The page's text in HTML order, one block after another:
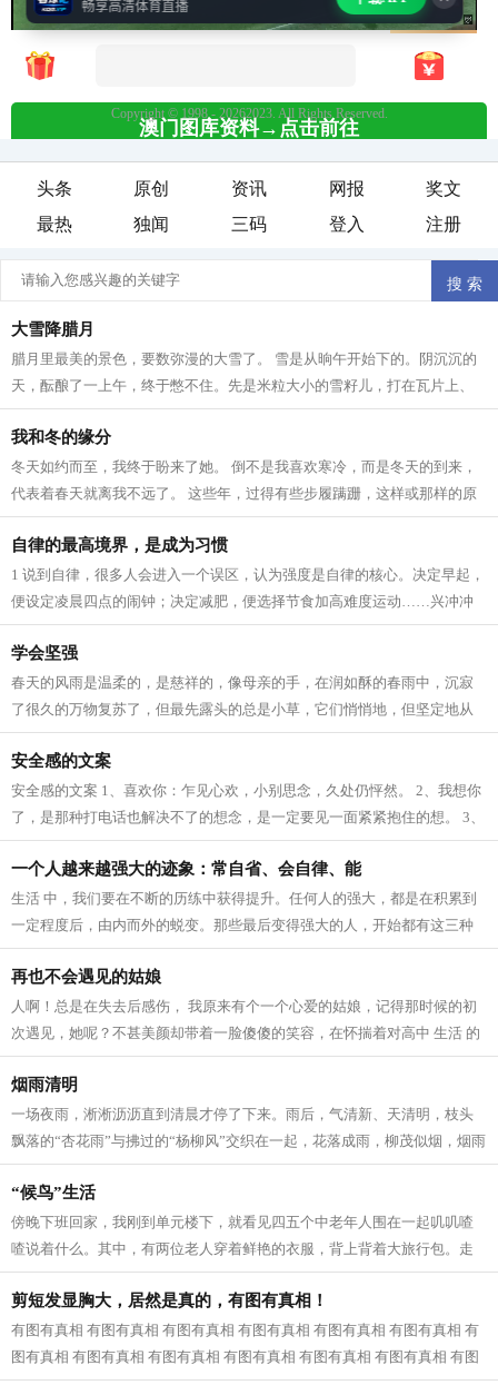
头条 原创 资讯 网报
奖文
最热
独闻 三码 登入 注册
大雪降腊月
腊月里最美的景色，要数弥漫的大雪了。 雪是从晌午开始下的。阴沉沉的
天，酝酿了一上午，终于憋不住。先是米粒大小的雪籽儿，打在瓦片上、
枯枝上，沙沙作响。接着，雪籽中夹带...
我和冬的缘分
冬天如约而至，我终于盼来了她。 倒不是我喜欢寒冷，而是冬天的到来，
代表着春天就离我不远了。 这些年，过得有些步履蹒跚，这样或那样的原
因。所以我一直在期待着 人生 跟季节...
自律的最高境界，是成为习惯
1 说到自律，很多人会进入一个误区，认为强度是自律的核心。决定早起，
便设定凌晨四点的闹钟；决定减肥，便选择节食加高难度运动……兴冲冲
立目标，却因为强度太大，内心已有...
学会坚强
春天的风雨是温柔的，是慈祥的，像母亲的手，在润如酥的春雨中，沉寂
了很久的万物复苏了，但最先露头的总是小草，它们悄悄地，但坚定地从
土里钻出来，为山野铺上一层绿色，充...
安全感的文案
安全感的文案 1、喜欢你：乍见心欢，小别思念，久处仍怦然。 2、我想你
了，是那种打电话也解决不了的想念，是一定要见一面紧紧抱住的想。 3、
我爱这个世界上的三件事：太阳，月...
一个人越来越强大的迹象：常自省、会自律、能
生活 中，我们要在不断的历练中获得提升。任何人的强大，都是在积累到
一定程度后，由内而外的蜕变。那些最后变得强大的人，开始都有这三种
迹象。 常自省 人生 路上，每个人的境...
再也不会遇见的姑娘
人啊！总是在失去后感伤， 我原来有个一个心爱的姑娘，记得那时候的初
次遇见，她呢？不甚美颜却带着一脸傻傻的笑容，在怀揣着对高中 生活 的
向往，在人群中拥挤寻找着我的老师...
烟雨清明
一场夜雨，淅淅沥沥直到清晨才停了下来。雨后，气清新、天清明，枝头
飘落的“杏花雨”与拂过的“杨柳风”交织在一起，花落成雨，柳茂似烟，烟雨
清明寄深情。 清明，逐雨而来。...
“候鸟”生活
傍晚下班回家，我刚到单元楼下，就看见四五个中老年人围在一起叽叽喳
喳说着什么。其中，有两位老人穿着鲜艳的衣服，背上背着大旅行包。走
近一看，原来是婆婆和公公，我已经快...
剪短发显胸大，居然是真的，有图有真相！
有图有真相 有图有真相 有图有真相 有图有真相 有图有真相 有图有真相 有
图有真相 有图有真相 有图有真相 有图有真相 有图有真相 有图有真相 有图
有真相...